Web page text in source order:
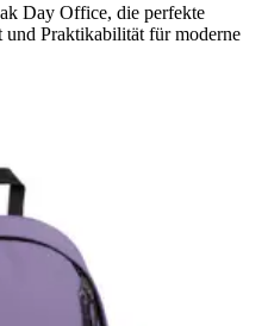
Day Office, die perfekte
Praktikabilität für moderne